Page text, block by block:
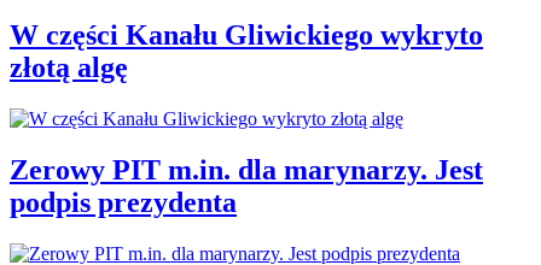
W części Kanału Gliwickiego wykryto
złotą algę
Zerowy PIT m.in. dla marynarzy. Jest
podpis prezydenta